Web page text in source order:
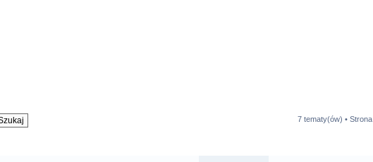
7 tematy(ów) • Strona